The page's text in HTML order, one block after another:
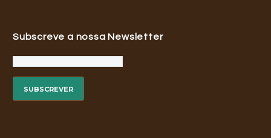
Subscreve a nossa Newsletter